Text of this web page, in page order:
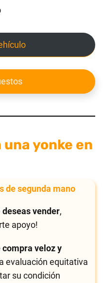
yonke en
de segunda mano
deseas vender,
apoyo!
compra veloz y
evaluación equitativa
su condición